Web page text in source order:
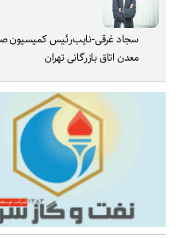
سجاد غرقی-نایب‌رئیس کمیسیون
معدن اتاق بازرگانی تهران